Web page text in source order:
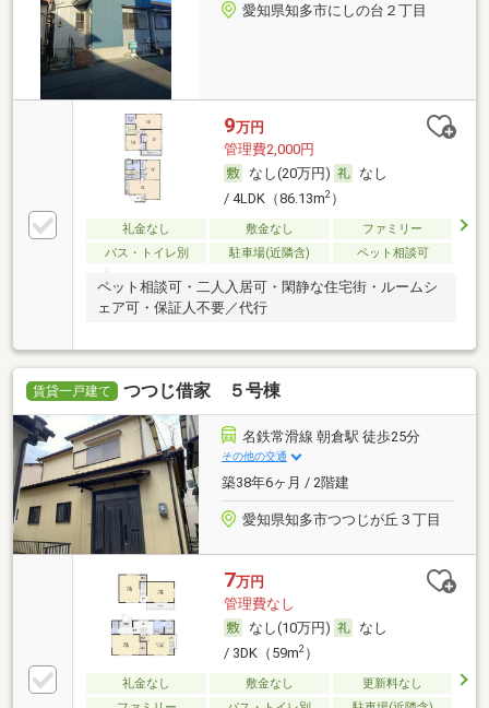
愛知県知多市にしの台２丁目
9万円
管理費2,000円
なし(20万円)
なし
/ 4LDK（86.13m2）
礼金なし 敷金なし
ファミリー
バス・トイレ別
駐車場(近隣含) ペット相談可
ペット相談可・二人入居可・閑静な住宅街・ルームシ
ェア可・保証人不要／代行
賃貸一戸建て つつじ借家 ５号棟
名鉄常滑線 朝倉駅 徒歩25分
その他の交通
築38年6ヶ月 / 2階建
愛知県知多市つつじが丘３丁目
7万円
管理費なし
なし(10万円)
なし
/ 3DK（59m2）
礼金なし 敷金なし
更新料なし